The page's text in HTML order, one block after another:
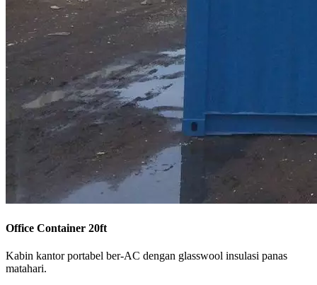
Office Container 20ft
Kabin kantor portabel ber-AC dengan glasswool insulasi panas
matahari.